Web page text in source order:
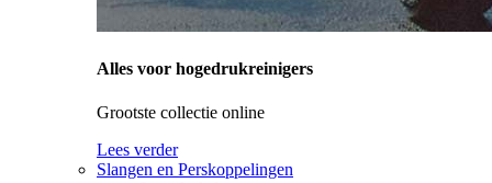
Alles voor hogedrukreinigers
Grootste collectie online
Lees verder
Slangen en Perskoppelingen